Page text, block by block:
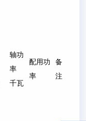
轴功
率
千瓦
配用功
率
备
注